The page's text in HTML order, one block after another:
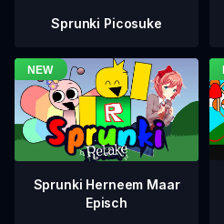
Sprunki Picosuke
Sprunki Herneem Maar
Episch